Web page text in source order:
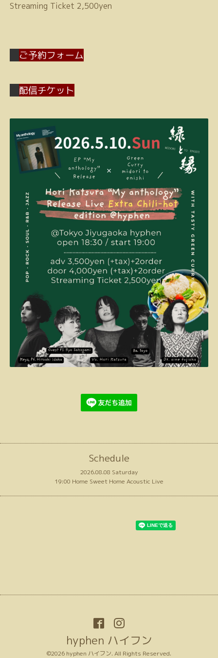
Streaming Ticket 2,500yen
ご予約フォーム
配信チケット
Schedule
2026.08.08 Saturday
19:00 Home Sweet Home Acoustic Live
hyphen ハイフン
©2026 hyphen ハイフン. All Rights Reserved.